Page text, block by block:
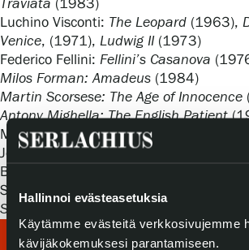
Hallinnoi evästeasetuksia
Käytämme evästeitä verkkosivujemme
kävijäkokemuksesi parantamiseen.
Traviata (1983)
Luchino Visconti: The Leopard (1963),
Venice, (1971), Ludwig II(1973)
Federico Fellini: Fellini’s Casanova
Milos Forman: Amadeus (1984)
Martin Scorsese: The Age of Innocence
Antony Mighella: The English Patient
Mel Gibson: The Passion of the Christ
Jean-Jacque Annaud:The Name of the
Bernard Rose:
Sergio Leone: Once Upon a Time in
Sofia Coppola: Marie Antoinette